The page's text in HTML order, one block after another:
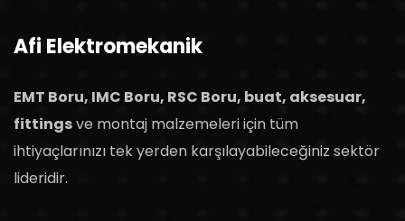
Afi Elektromekanik
EMT Boru, IMC Boru, RSC Boru, buat, aksesuar,
fittingsve montaj malzemeleri için tüm
ihtiyaçlarınızı tek yerden karşılayabileceğiniz sektör
lideridir.